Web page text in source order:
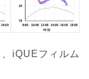
iQUEフィルム